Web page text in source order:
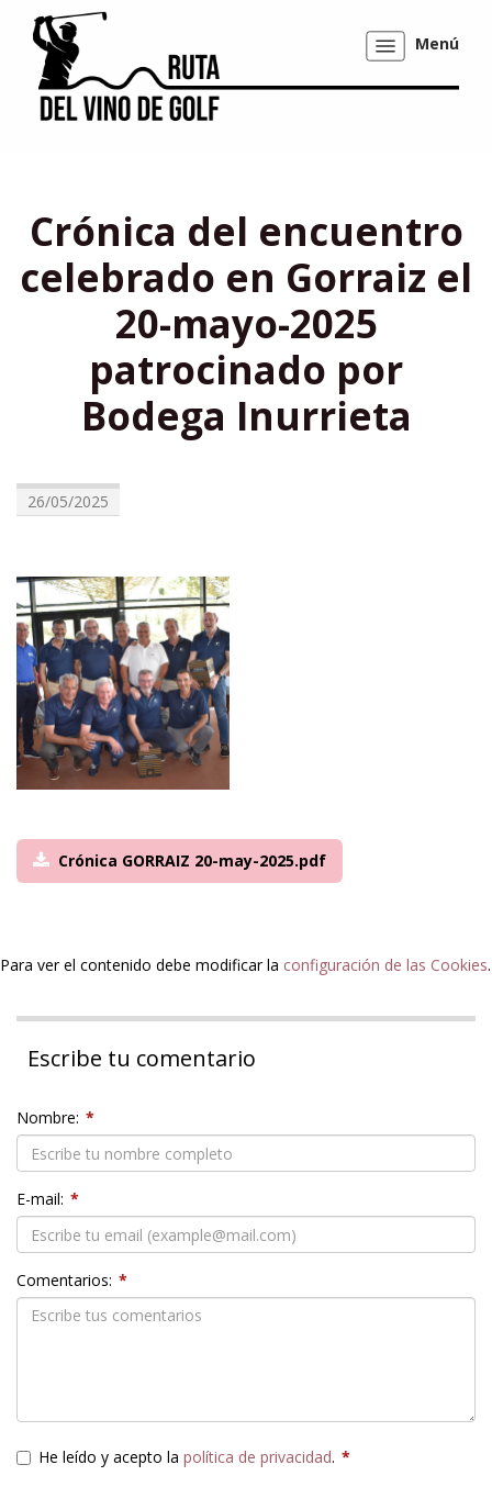
Mostrar/ocultar
navegación
Menú
Crónica del encuentro
celebrado en Gorraiz el
20-mayo-2025
patrocinado por
Bodega Inurrieta
26/05/2025
Crónica GORRAIZ 20-may-2025.pdf
Para ver el contenido debe modificar la configuración de las Cookies.
Escribe tu comentario
Nombre: *
E-mail: *
Comentarios: *
He leído y acepto la política de privacidad. *